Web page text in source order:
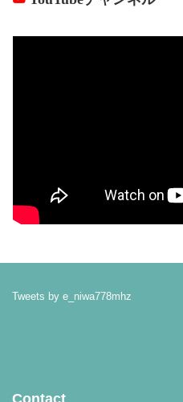
Tweets by e_niwa778mhz